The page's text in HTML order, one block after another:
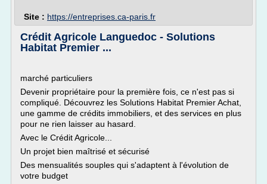
Site : https://entreprises.ca-paris.fr
Crédit Agricole Languedoc - Solutions
Habitat Premier ...
marché particuliers
Devenir propriétaire pour la première fois, ce n'est pas si
compliqué. Découvrez les Solutions Habitat Premier Achat,
une gamme de crédits immobiliers, et des services en plus
pour ne rien laisser au hasard.
Avec le Crédit Agricole...
Un projet bien maîtrisé et sécurisé
Des mensualités souples qui s'adaptent à l'évolution de
votre budget